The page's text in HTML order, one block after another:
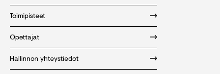
Toimipisteet
Opettajat
Hallinnon yhteystiedot